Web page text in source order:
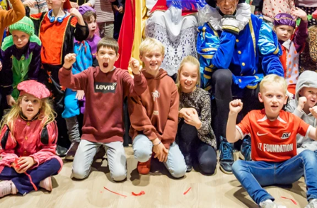
Jong AZ
Seizoenkaart